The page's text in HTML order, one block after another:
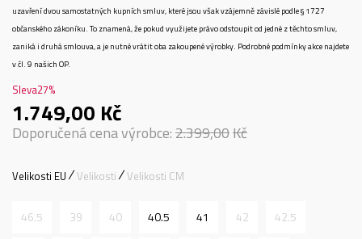
uzavření dvou samostatných kupních smluv, které jsou však vzájemně závislé podle § 1727
občanského zákoníku. To znamená, že pokud využijete právo odstoupit od jedné z těchto smluv,
zaniká i druhá smlouva, a je nutné vrátit oba zakoupené výrobky. Podrobné podmínky akce najdete
v čl. 9 našich OP.
Sleva27%
1.749,00 Kč
Doporučená cena výrobce:2.399,00Kč
Velikosti EU Velikosti Velikosti CM
46.5 39 40 40.5 41 42 42.5